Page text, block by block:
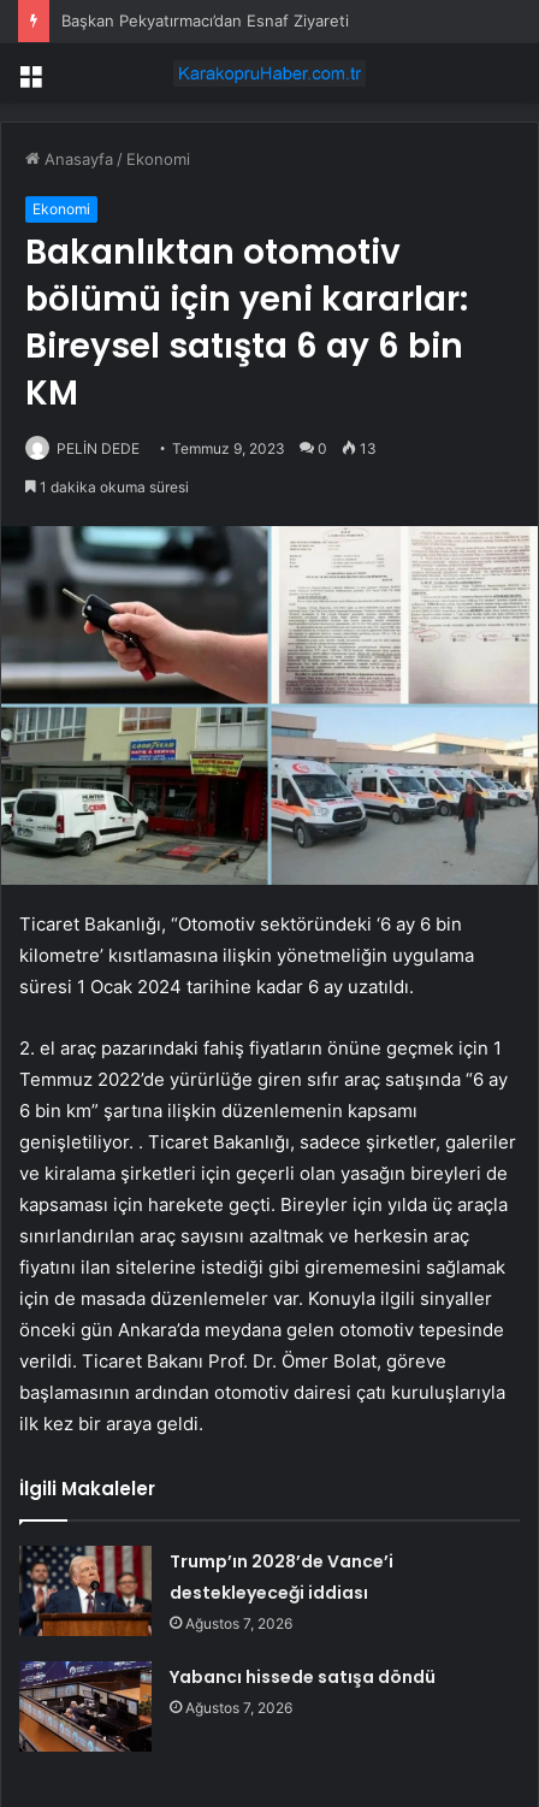
Başkan Pekyatırmacı’dan Esnaf Ziyareti
Menü
Anasayfa / Ekonomi
Ekonomi
Bakanlıktan otomotiv
bölümü için yeni kararlar:
Bireysel satışta 6 ay 6 bin
KM
PELİN DEDE Temmuz 9, 2023 0 13
1 dakika okuma süresi
Ticaret Bakanlığı, “Otomotiv sektöründeki ‘6 ay 6 bin
kilometre’ kısıtlamasına ilişkin yönetmeliğin uygulama
süresi 1 Ocak 2024 tarihine kadar 6 ay uzatıldı.
2. el araç pazarındaki fahiş fiyatların önüne geçmek için 1
Temmuz 2022’de yürürlüğe giren sıfır araç satışında “6 ay
6 bin km” şartına ilişkin düzenlemenin kapsamı
genişletiliyor. . Ticaret Bakanlığı, sadece şirketler, galeriler
ve kiralama şirketleri için geçerli olan yasağın bireyleri de
kapsaması için harekete geçti. Bireyler için yılda üç araçla
sınırlandırılan araç sayısını azaltmak ve herkesin araç
fiyatını ilan sitelerine istediği gibi girememesini sağlamak
için de masada düzenlemeler var. Konuyla ilgili sinyaller
önceki gün Ankara’da meydana gelen otomotiv tepesinde
verildi. Ticaret Bakanı Prof. Dr. Ömer Bolat, göreve
başlamasının ardından otomotiv dairesi çatı kuruluşlarıyla
ilk kez bir araya geldi.
İlgili Makaleler
Trump’ın 2028’de Vance’i
destekleyeceği iddiası
Ağustos 7, 2026
Yabancı hissede satışa döndü
Ağustos 7, 2026